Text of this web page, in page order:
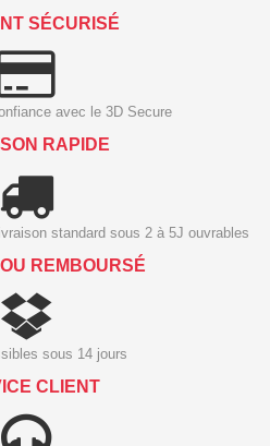
SÉCURISÉ
avec le 3D Secure
RAPIDE
standard sous 2 à 5J ouvrables
REMBOURSÉ
sous 14 jours
CLIENT